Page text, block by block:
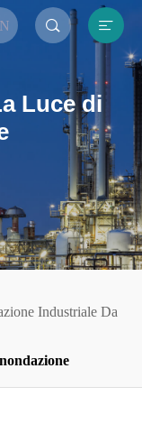
 
Luce di
Industriale Da